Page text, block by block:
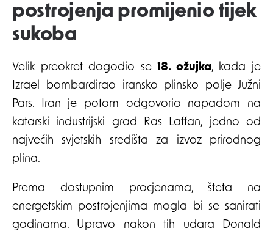
postrojenja promijenio tijek
sukoba
Velik preokret dogodio se18. ožujka, kada je
Izrael bombardirao iransko plinsko polje Južni
Pars. Iran je potom odgovorio napadom na
katarski industrijski grad Ras Laffan, jedno od
najvećih svjetskih središta za izvoz prirodnog
plina.
Prema dostupnim procjenama, šteta na
energetskim postrojenjima mogla bi se sanirati
godinama. Upravo nakon tih udara Donald